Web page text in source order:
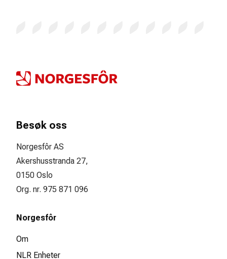
Besøk oss
Norgesfôr AS
Akershusstranda 27,
0150 Oslo
Org. nr. 975 871 096
Norgesfôr
Om
NLR Enheter